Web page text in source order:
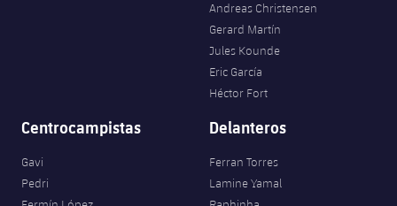
Andreas Christensen
Gerard Martín
Jules Kounde
Eric García
Héctor Fort
Centrocampistas
Gavi
Pedri
Delanteros
Ferran Torres
Lamine Yamal